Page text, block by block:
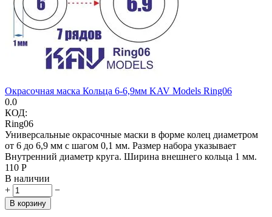
Окрасочная маска Кольца 6-6,9мм KAV Models Ring06
0.0
КОД:
Ring06
Универсальные окрасочные маски в форме колец диаметром
от 6 до 6,9 мм с шагом 0,1 мм. Размер набора указывает
Внутренний диаметр круга. Ширина внешнего кольца 1 мм.
‍110‍ Р
В наличии
+
−
В корзину